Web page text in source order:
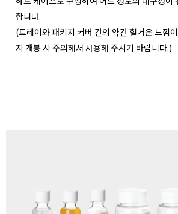
합니다.
(트레이와 패키지 커버 간의 약간 헐거운 느낌
지 개봉 시 주의해서 사용해 주시기 바랍니다.)